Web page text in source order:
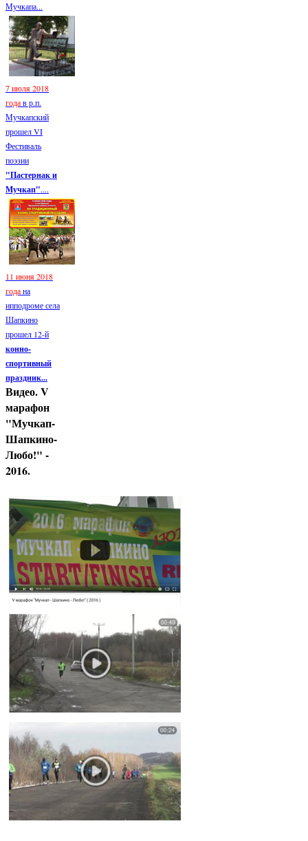
Мучкапа...
7 июля 2018
годав р.п.
Мучкапский
прошел VI
Фестиваль
поэзии
"Пастернак и
Мучкап"....
11 июня 2018
годана
ипподроме села
Шапкино
прошел 12-й
конно-
спортивный
праздник...
Видео. V
марафон
"Мучкап-
Шапкино-
Любо!" -
2016.